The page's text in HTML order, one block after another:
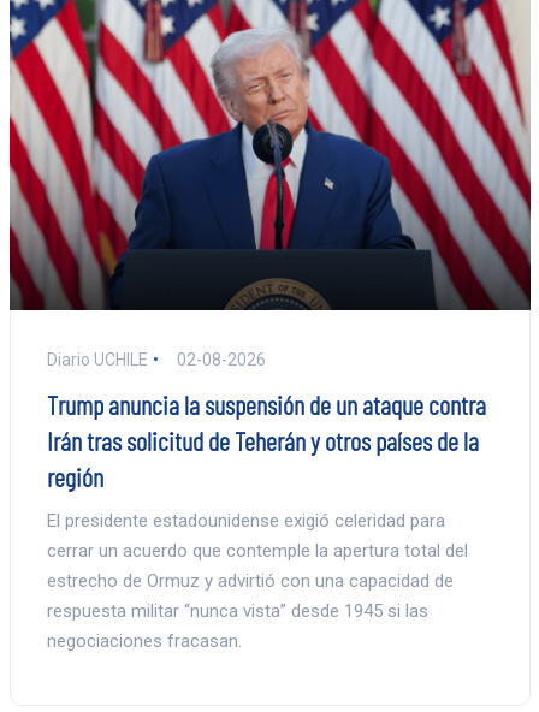
Diario UCHILE 02-08-2026
Trump anuncia la suspensión de un ataque contra
Irán tras solicitud de Teherán y otros países de la
región
El presidente estadounidense exigió celeridad para
cerrar un acuerdo que contemple la apertura total del
estrecho de Ormuz y advirtió con una capacidad de
respuesta militar “nunca vista” desde 1945 si las
negociaciones fracasan.